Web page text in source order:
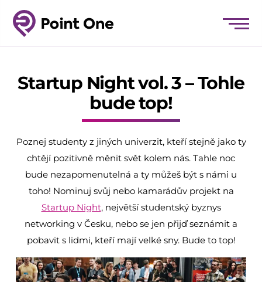
Startup Night vol. 3 – Tohle
bude top!
Poznej studenty z jiných univerzit, kteří stejně jako ty
chtějí pozitivně měnit svět kolem nás. Tahle noc
bude nezapomenutelná a ty můžeš být s námi u
toho! Nominuj svůj nebo kamarádův projekt na
Startup Night, největší studentský byznys
networking v Česku, nebo se jen přijď seznámit a
pobavit s lidmi, kteří mají velké sny. Bude to top!